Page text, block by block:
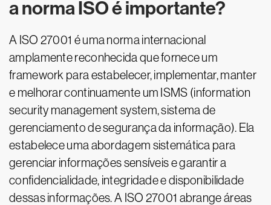
a norma ISO é importante?
A ISO 27001 é uma norma internacional
amplamente reconhecida que fornece um
framework para estabelecer, implementar, manter
e melhorar continuamente um ISMS (information
security management system, sistema de
gerenciamento de segurança da informação). Ela
estabelece uma abordagem sistemática para
gerenciar informações sensíveis e garantir a
confidencialidade, integridade e disponibilidade
dessas informações. A ISO 27001 abrange áreas